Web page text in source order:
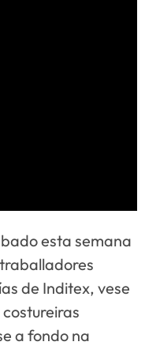
esta semana
de Inditex, vese
a fondo na